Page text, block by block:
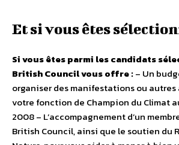
Et si vous êtes
Si vous êtes parmi les candidats
British Council vous offre :– Un
organiser des manifestations ou
votre fonction de Champion du Climat
2008 – L’accompagnement d’un
British Council, ainsi que le soutien du